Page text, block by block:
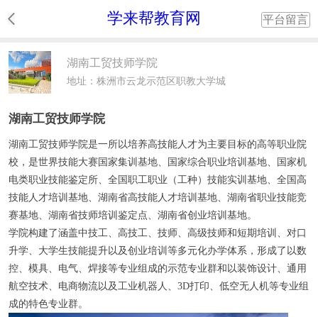
学来帮教育网 平台留言
湖南工贸技师学院
地址：株洲市云龙示范区职教大学城
湖南工贸技师学院
湖南工贸技师学院是一所以培养高技能人才为主要目标的高等职业院
校，是世界技能大赛国家集训基地、国家综合职业培训基地、国家机
电类职业技能鉴定所、全国职工职业（工种）技能实训基地、全国高
技能人才培训基地、湖南省高技能人才培训基地、湖南省职业技能竞
赛基地、湖南省技师培训鉴定点、湖南省创业培训基地。
学院构建了涵盖中技工、高技工、技师、高级技师和短期培训、对口
升学、大学生技能提升以及创业培训等多元化办学体系，形成了以数
控、模具、电气、焊接等专业组成的示范专业群和以装饰设计、通用
航空技术、电商物流以及工业机器人、3D打印、低空无人机等专业组
成的特色专业群。